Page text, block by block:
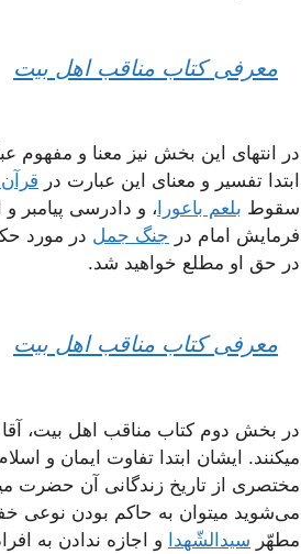
معرفی کتاب مناقب اهل بیت
در انتهای این بخش نیز معنا و مفهوم
ابتدا تفسیر و معنای این عبارت در
سقوط بلعم باعورا
فرمایش امام در جنگ جمل در مورد
در حق او مطلع خواهید شد.
معرفی کتاب مناقب اهل بیت
در بخش دوم کتاب مناقب اهل بیت،
میکنند. ایشان ابتدا تفاوت ایمان و
مختصری از تاریخ زندگانی آن حضرت
می‌شوید میتوان به حاکم بودن نوعی
مطهّر سیدالشّهدا و اجازه ندادن به